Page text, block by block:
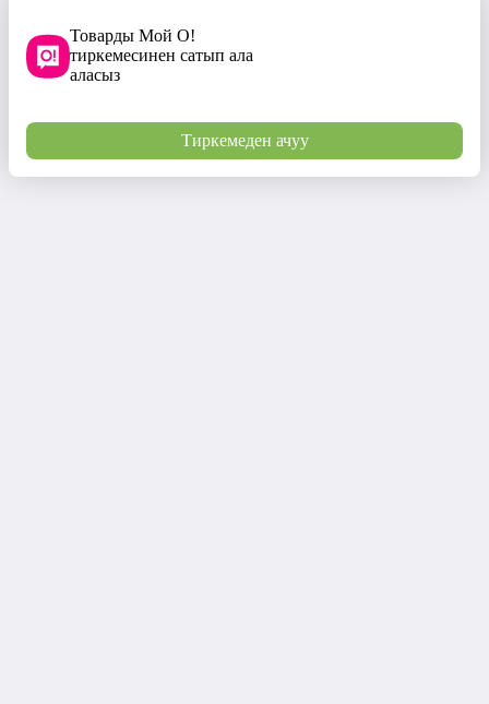
Товарды Мой О!
тиркемесинен сатып ала
аласыз
Тиркемеден ачуу